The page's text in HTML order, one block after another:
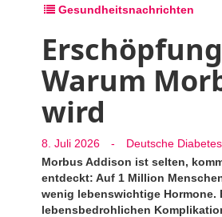
Gesundheitsnachrichten
Warum
wird
8. Juli 2026 -
Deutsche
Morbus Addison ist selten,
entdeckt: Auf 1 Million
wenig lebenswichtige
lebensbedrohlichen